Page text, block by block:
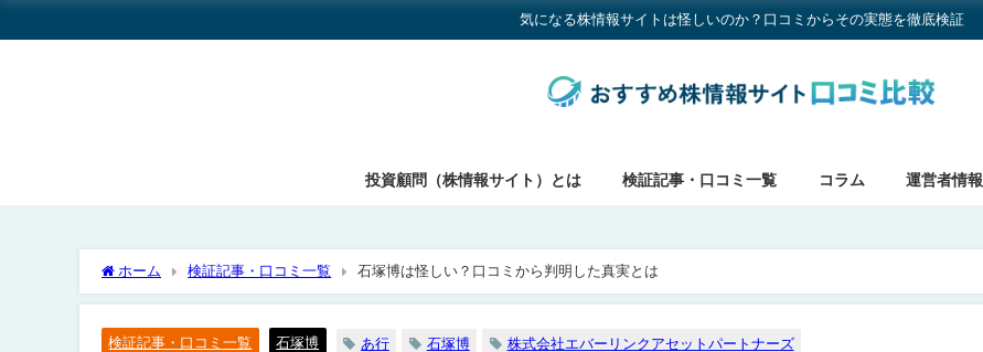
気になる株情報サイトは怪しいのか？口コミからその実態を徹底検証
投資顧問（株情報サイト）とは 検証記事・口コミ一覧 コラム 運営者情報
ホーム 検証記事・口コミ一覧 石塚博は怪しい？口コミから判明した真実とは
検証記事・口コミ一覧 石塚博 あ行 石塚博 株式会社エバーリンクアセットパートナーズ